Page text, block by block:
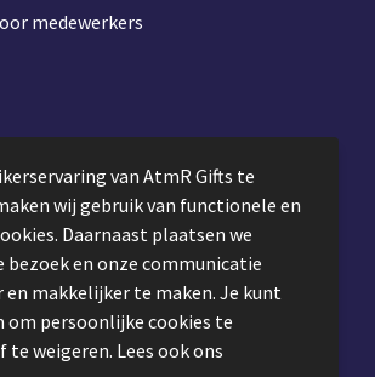
medewerkers
Gifts
van AtmR Gifts te
wij gebruik van functionele en
Daarnaast plaatsen we
bezoek en onze communicatie
makkelijker te maken. Je kunt
om persoonlijke cookies te
te weigeren. Lees ook ons